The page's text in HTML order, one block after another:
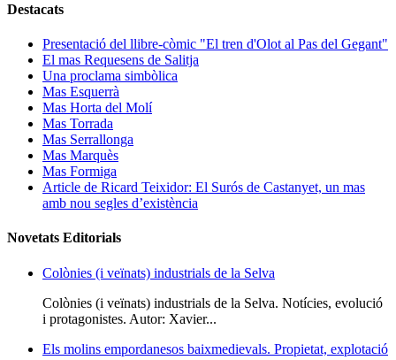
Destacats
Presentació del llibre-còmic "El tren d'Olot al Pas del Gegant"
El mas Requesens de Salitja
Una proclama simbòlica
Mas Esquerrà
Mas Horta del Molí
Mas Torrada
Mas Serrallonga
Mas Marquès
Mas Formiga
Article de Ricard Teixidor: El Surós de Castanyet, un mas
amb nou segles d’existència
Novetats Editorials
Colònies (i veïnats) industrials de la Selva
Colònies (i veïnats) industrials de la Selva. Notícies, evolució
i protagonistes. Autor: Xavier...
Els molins empordanesos baixmedievals. Propietat, explotació